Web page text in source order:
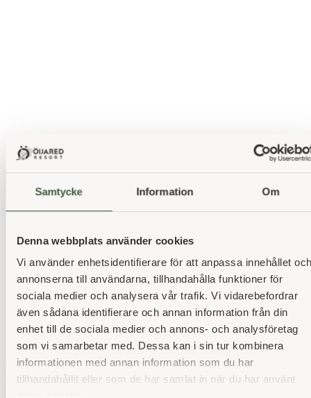
Samtycke Information Om
Denna webbplats använder cookies
Vi använder enhetsidentifierare för att anpassa innehållet och
annonserna till användarna, tillhandahålla funktioner för
sociala medier och analysera vår trafik. Vi vidarebefordrar
även sådana identifierare och annan information från din
enhet till de sociala medier och annons- och analysföretag
som vi samarbetar med. Dessa kan i sin tur kombinera
informationen med annan information som du har
tillhandahållit eller som de har samlat in när du har använt
Golf
mycket varierad golf i ett så stort och levande socialt
sammanhang med varm, välkomnande atmosfär. Här
finns totalt 63 hål och vi lovar utmaning och spelglädje för
alla, oavsett spelvana.